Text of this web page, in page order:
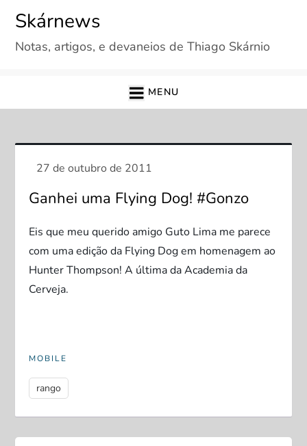
content
Skárnews
Notas, artigos, e devaneios de Thiago Skárnio
MENU
Ganhei uma Flying Dog! #Gonzo
Eis que meu querido amigo Guto Lima me parece
com uma edição da Flying Dog em homenagem ao
Hunter Thompson! A última da Academia da
Cerveja.
MOBILE
rango